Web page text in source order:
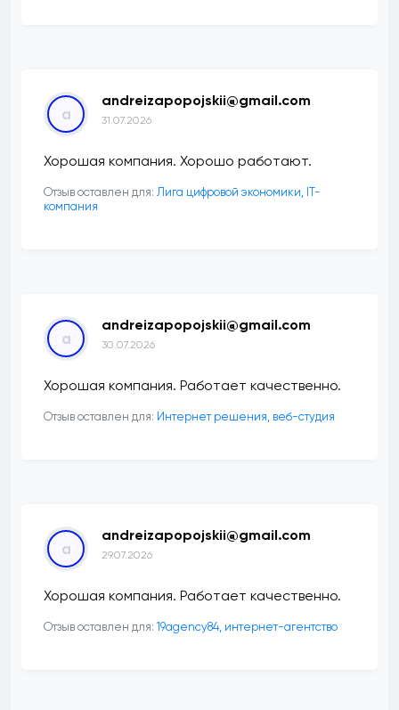
a
andreizapopojskii@gmail.com
31.07.2026
Хорошая компания. Хорошо работают.
Отзыв оставлен для: Лига цифровой экономики, IT-
компания
a
andreizapopojskii@gmail.com
30.07.2026
Хорошая компания. Работает качественно.
Отзыв оставлен для: Интернет решения, веб-студия
a
andreizapopojskii@gmail.com
29.07.2026
Хорошая компания. Работает качественно.
Отзыв оставлен для: 19agency84, интернет-агентство